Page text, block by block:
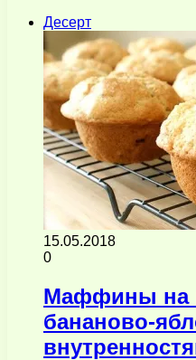
Десерт
15.05.2018
0
Маффины на
бананово-